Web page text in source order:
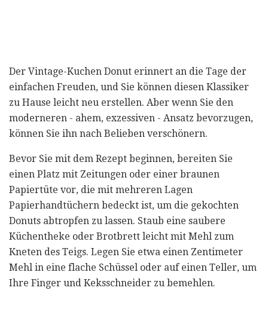
Der Vintage-Kuchen Donut erinnert an die Tage der
einfachen Freuden, und Sie können diesen Klassiker
zu Hause leicht neu erstellen. Aber wenn Sie den
moderneren - ahem, exzessiven - Ansatz bevorzugen,
können Sie ihn nach Belieben verschönern.
Bevor Sie mit dem Rezept beginnen, bereiten Sie
einen Platz mit Zeitungen oder einer braunen
Papiertüte vor, die mit mehreren Lagen
Papierhandtüchern bedeckt ist, um die gekochten
Donuts abtropfen zu lassen. Staub eine saubere
Küchentheke oder Brotbrett leicht mit Mehl zum
Kneten des Teigs. Legen Sie etwa einen Zentimeter
Mehl in eine flache Schüssel oder auf einen Teller, um
Ihre Finger und Keksschneider zu bemehlen.